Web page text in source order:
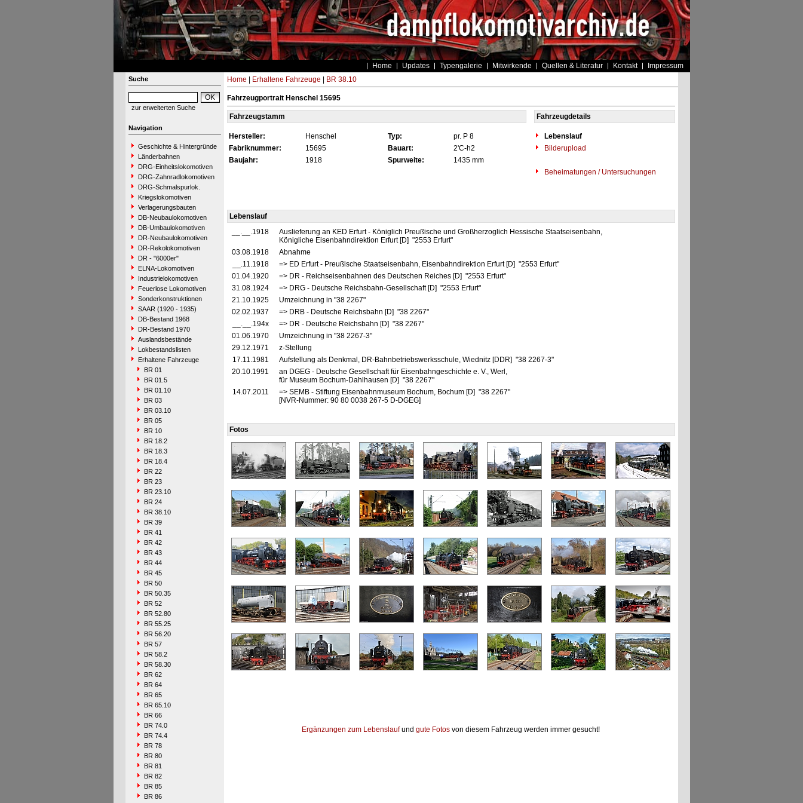
Home Updates Typengalerie Mitwirkende Quellen & Literatur Kontakt Impressum
Suche
zur erweiterten Suche
Navigation
Geschichte & Hintergründe
Länderbahnen
DRG-Einheitslokomotiven
DRG-Zahnradlokomotiven
DRG-Schmalspurlok.
Kriegslokomotiven
Verlagerungsbauten
DB-Neubaulokomotiven
DB-Umbaulokomotiven
DR-Neubaulokomotiven
DR-Rekolokomotiven
DR - "6000er"
ELNA-Lokomotiven
Industrielokomotiven
Feuerlose Lokomotiven
Sonderkonstruktionen
SAAR (1920 - 1935)
DB-Bestand 1968
DR-Bestand 1970
Auslandsbestände
Lokbestandslisten
Erhaltene Fahrzeuge
BR 01
BR 01.5
BR 01.10
BR 03
BR 03.10
BR 05
BR 10
BR 18.2
BR 18.3
BR 18.4
BR 22
BR 23
BR 23.10
BR 24
BR 38.10
BR 39
BR 41
BR 42
BR 43
BR 44
BR 45
BR 50
BR 50.35
BR 52
BR 52.80
BR 55.25
BR 56.20
BR 57
BR 58.2
BR 58.30
BR 62
BR 64
BR 65
BR 65.10
BR 66
BR 74.0
BR 74.4
BR 78
BR 80
BR 81
BR 82
BR 85
BR 86
Home Erhaltene Fahrzeuge BR 38.10
Fahrzeugportrait Henschel 15695
Fahrzeugstamm Fahrzeugdetails
Hersteller: Henschel Typ: pr. P 8
Lebenslauf
Fabriknummer:
15695 Bauart: 2'C-h2
Bilderupload
Baujahr:
1918 Spurweite:
1435 mm
Beheimatungen / Untersuchungen
Lebenslauf
__.__.1918
Auslieferung an KED Erfurt - Königlich Preußische und Großherzoglich Hessische Staatseisenbahn,
Königliche Eisenbahndirektion Erfurt [D] "2553 Erfurt"
03.08.1918
Abnahme
__.11.1918
=> ED Erfurt - Preußische Staatseisenbahn, Eisenbahndirektion Erfurt [D] "2553 Erfurt"
01.04.1920
=> DR - Reichseisenbahnen des Deutschen Reiches [D] "2553 Erfurt"
31.08.1924
=> DRG - Deutsche Reichsbahn-Gesellschaft [D] "2553 Erfurt"
21.10.1925
Umzeichnung in "38 2267"
02.02.1937
=> DRB - Deutsche Reichsbahn [D] "38 2267"
__.__.194x
=> DR - Deutsche Reichsbahn [D] "38 2267"
01.06.1970
Umzeichnung in "38 2267-3"
29.12.1971
z-Stellung
17.11.1981
Aufstellung als Denkmal, DR-Bahnbetriebswerksschule, Wiednitz [DDR] "38 2267-3"
20.10.1991
an DGEG - Deutsche Gesellschaft für Eisenbahngeschichte e. V., Werl,
für Museum Bochum-Dahlhausen [D] "38 2267"
14.07.2011
=> SEMB - Stiftung Eisenbahnmuseum Bochum, Bochum [D] "38 2267"
[NVR-Nummer: 90 80 0038 267-5 D-DGEG]
Fotos
Ergänzungen zum Lebenslaufund gute Fotos von diesem Fahrzeug werden immer gesucht!